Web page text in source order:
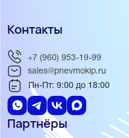
Партнёры
Контакты
+7 (960) 953-19-99
sales@pnevmokip.ru
Пн-Пт: 9:00 до 18:00